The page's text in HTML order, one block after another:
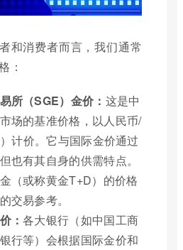
和消费者而言，我们通常
：
所（SGE）金价： 这是中
场的基准价格，以人民币/
计价。它与国际金价通过
也有其自身的供需特点。
（或称黄金T+D）的价格
交易参考。
：各大银行（如中国工商
行等）会根据国际金价和